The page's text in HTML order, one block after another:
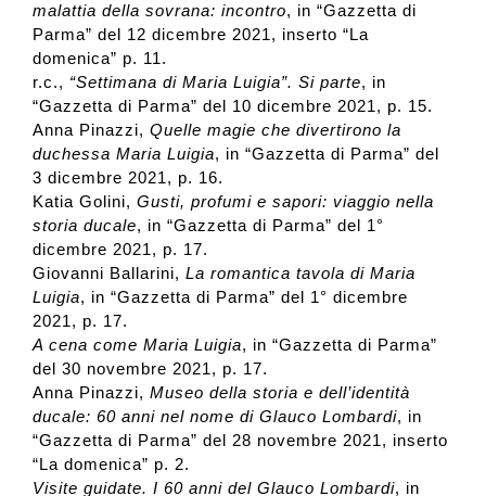
malattia della sovrana: incontro, in “Gazzetta di
Parma” del 12 dicembre 2021, inserto “La
domenica” p. 11.
r.c., “Settimana di Maria Luigia”. Si parte, in
“Gazzetta di Parma” del 10 dicembre 2021, p. 15.
Anna Pinazzi, Quelle magie che divertirono la
duchessa Maria Luigia, in “Gazzetta di Parma” del
3 dicembre 2021, p. 16.
Katia Golini, Gusti, profumi e sapori: viaggio nella
storia ducale, in “Gazzetta di Parma” del 1°
dicembre 2021, p. 17.
Giovanni Ballarini, La romantica tavola di Maria
Luigia, in “Gazzetta di Parma” del 1° dicembre
2021, p. 17.
A cena come Maria Luigia, in “Gazzetta di Parma”
del 30 novembre 2021, p. 17.
Anna Pinazzi, Museo della storia e dell’identità
ducale: 60 anni nel nome di Glauco Lombardi, in
“Gazzetta di Parma” del 28 novembre 2021, inserto
“La domenica” p. 2.
Visite guidate. I 60 anni del Glauco Lombardi, in